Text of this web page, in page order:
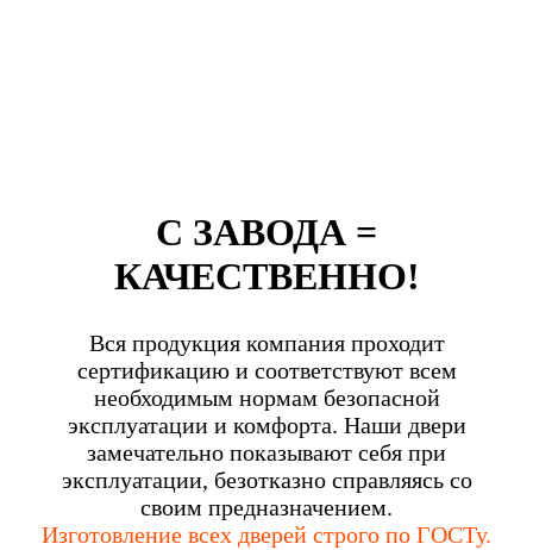
С ЗАВОДА =
КАЧЕСТВЕННО!
Вся продукция компания проходит
сертификацию и соответствуют всем
необходимым нормам безопасной
эксплуатации и комфорта. Наши двери
замечательно показывают себя при
эксплуатации, безотказно справляясь со
своим предназначением.
Изготовление всех дверей строго по ГОСТу.